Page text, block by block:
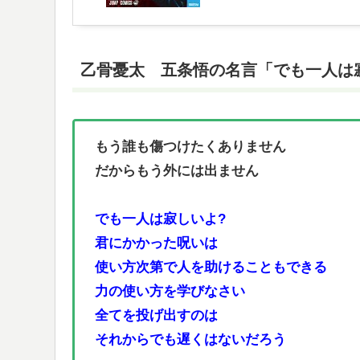
乙骨憂太 五条悟の名言「でも一人は
もう誰も傷つけたくありません
だからもう外には出ません
でも一人は寂しいよ?
君にかかった呪いは
使い方次第で人を助けることもできる
力の使い方を学びなさい
全てを投げ出すのは
それからでも遅くはないだろう